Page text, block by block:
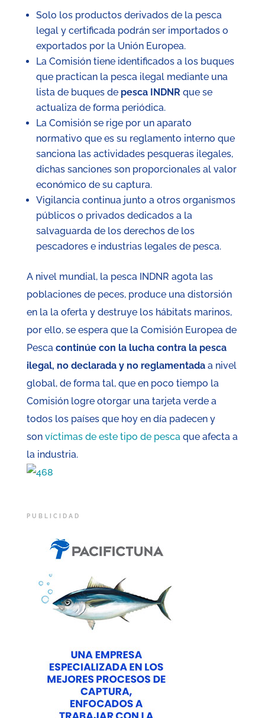
Solo los productos derivados de la pesca
legal y certificada podrán ser importados o
exportados por la Unión Europea.
La Comisión tiene identificados a los buques
que practican la pesca ilegal mediante una
lista de buques de pesca INDNRque se
actualiza de forma periódica.
La Comisión se rige por un aparato
normativo que es su reglamento interno que
sanciona las actividades pesqueras ilegales,
dichas sanciones son proporcionales al valor
económico de su captura.
Vigilancia continua junto a otros organismos
públicos o privados dedicados a la
salvaguarda de los derechos de los
pescadores e industrias legales de pesca.
A nivel mundial, la pesca INDNR agota las
poblaciones de peces, produce una distorsión
en la la oferta y destruye los hábitats marinos,
por ello, se espera que la Comisión Europea de
Pesca continúe con la lucha contra la pesca
ilegal, no declarada y no reglamentada a nivel
global, de forma tal, que en poco tiempo la
Comisión logre otorgar una tarjeta verde a
todos los países que hoy en día padecen y
son víctimas de este tipo de pescaque afecta a
la industria.